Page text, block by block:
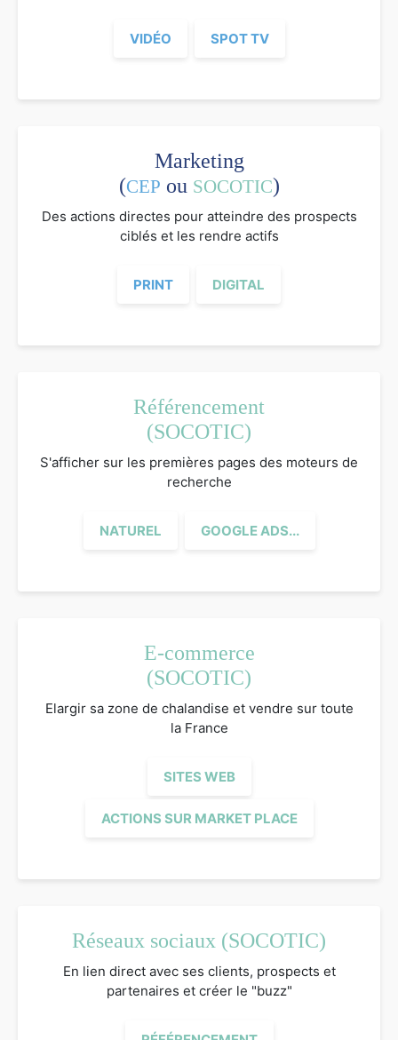
VIDÉO SPOT TV
Marketing
(CEP ou SOCOTIC)
Des actions directes pour atteindre des prospects
ciblés et les rendre actifs
PRINT DIGITAL
Référencement
(SOCOTIC)
S'afficher sur les premières pages des moteurs de
recherche
NATUREL GOOGLE ADS...
E-commerce
(SOCOTIC)
Elargir sa zone de chalandise et vendre sur toute
la France
SITES WEB
ACTIONS SUR MARKET PLACE
Réseaux sociaux (SOCOTIC)
En lien direct avec ses clients, prospects et
partenaires et créer le "buzz"